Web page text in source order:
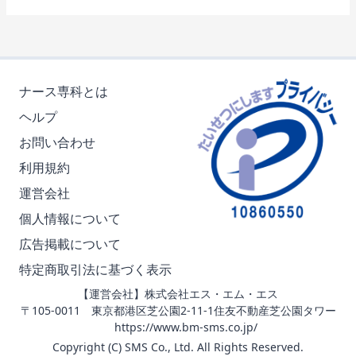
ナース専科とは
ヘルプ
お問い合わせ
利用規約
運営会社
個人情報について
広告掲載について
特定商取引法に基づく表示
【運営会社】株式会社エス・エム・エス
〒105-0011 東京都港区芝公園2-11-1住友不動産芝公園タワー
https://www.bm-sms.co.jp/
Copyright (C) SMS Co., Ltd. All Rights Reserved.